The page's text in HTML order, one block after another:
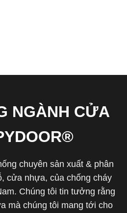
NGÀNH CỬA
chuyên sản xuất & phân
cửa nhựa, của chống cháy
Chúng tôi tin tưởng rằng
mà chúng tôi mang tới cho